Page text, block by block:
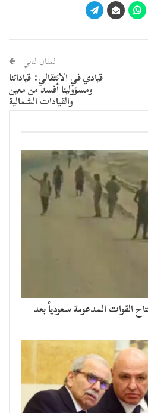
المقال التالي
قيادي في الانتقالي: قياداتنا
ومسؤولينا أفسد من معين
والقيادات الشمالية
القوات المدعومة سعودياً بعد